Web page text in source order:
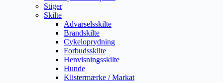
Stiger
Skilte
Advarselsskilte
Brandskilte
Cykeloprydning
Forbudsskilte
Henvisningsskilte
Hunde
Klistermærke / Markat